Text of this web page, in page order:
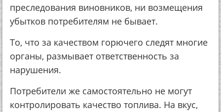
преследования виновников, ни возмещения
убытков потребителям не бывает.
То, что за качеством горючего следят многие
органы, размывает ответственность за
нарушения.
Потребители же самостоятельно не могут
контролировать качество топлива. На вкус,